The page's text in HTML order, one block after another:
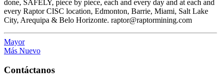
done, SAFELY, piece by piece, each and every day and at each and
every Raptor CISC location, Edmonton, Barrie, Miami, Salt Lake
City, Arequipa & Belo Horizonte. raptor@raptormining.com
Mayor
Más Nuevo
Contáctanos